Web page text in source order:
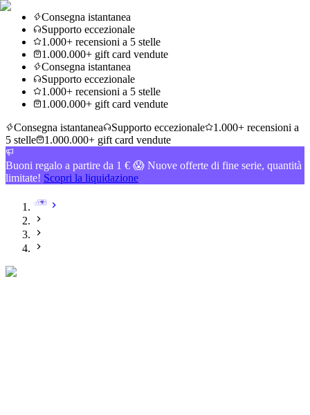
Consegna istantanea
Supporto eccezionale
1.000+ recensioni a 5 stelle
1.000.000+ gift card vendute
Consegna istantanea
Supporto eccezionale
1.000+ recensioni a 5 stelle
1.000.000+ gift card vendute
Consegna istantanea
Supporto eccezionale
1.000+ recensioni a
5 stelle
1.000.000+ gift card vendute
Buoni regalo a partire da 1 € 😱 Nuove offerte di fine serie, quantità
limitate! Scopri la liquidazione